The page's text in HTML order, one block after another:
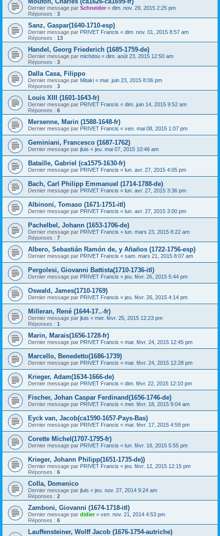
Dernier message par Schneider « dim. nov. 29, 2015 2:25 pm
Réponses : 3
Sanz, Gaspar(1640-1710-esp)
Dernier message par PRIVET Francis « dim. nov. 01, 2015 8:57 am
Réponses : 13
Handel, Georg Friederich (1685-1759-de)
Dernier message par michdou « dim. août 23, 2015 12:50 am
Réponses : 3
Dalla Casa, Filippo
Dernier message par Mitaki « mar. juin 23, 2015 8:06 pm
Réponses : 3
Louis XIII (1601-1643-fr)
Dernier message par PRIVET Francis « dim. juin 14, 2015 9:52 am
Réponses : 6
Mersenne, Marin (1588-1648-fr)
Dernier message par PRIVET Francis « ven. mai 08, 2015 1:07 pm
Geminiani, Francesco (1687-1762)
Dernier message par jluis « jeu. mai 07, 2015 10:46 am
Bataille, Gabriel (ca1575-1630-fr)
Dernier message par PRIVET Francis « lun. avr. 27, 2015 4:05 pm
Bach, Carl Philipp Emmanuel (1714-1788-de)
Dernier message par PRIVET Francis « lun. avr. 27, 2015 3:36 pm
Albinoni, Tomaso (1671-1751-itl)
Dernier message par PRIVET Francis « lun. avr. 27, 2015 3:00 pm
Pachelbel, Johann (1653-1706-de)
Dernier message par PRIVET Francis « lun. mars 23, 2015 8:22 am
Réponses : 7
Albero, Sebastián Ramón de, y Añaños (1722-1756-esp)
Dernier message par PRIVET Francis « sam. mars 21, 2015 8:07 am
Pergolesi, Giovanni Battista(1710-1736-itl)
Dernier message par PRIVET Francis « jeu. févr. 26, 2015 5:44 pm
Oswald, James(1710-1769)
Dernier message par PRIVET Francis « jeu. févr. 26, 2015 4:14 pm
Milleran, René (1644-17..-fr)
Dernier message par jluis « mer. févr. 25, 2015 12:23 pm
Réponses : 1
Marin, Marais(1656-1728-fr)
Dernier message par PRIVET Francis « mar. févr. 24, 2015 12:45 pm
Marcello, Benedetto(1686-1739)
Dernier message par PRIVET Francis « mar. févr. 24, 2015 12:28 pm
Krieger, Adam(1634-1666-de)
Dernier message par PRIVET Francis « dim. févr. 22, 2015 12:10 pm
Fischer, Johan Caspar Ferdinand(1656-1746-de)
Dernier message par PRIVET Francis « mer. févr. 18, 2015 9:04 am
Eyck van, Jacob(ca1590-1657-Pays-Bas)
Dernier message par PRIVET Francis « mar. févr. 17, 2015 4:59 pm
Corette Michel(1707-1795-fr)
Dernier message par PRIVET Francis « lun. févr. 16, 2015 5:55 pm
Krieger, Johann Philipp(1651-1735-de))
Dernier message par PRIVET Francis « jeu. févr. 12, 2015 12:15 pm
Réponses : 6
Colla, Domenico
Dernier message par jluis « jeu. nov. 27, 2014 9:24 am
Réponses : 2
Zamboni, Giovanni (1674-1718-itl)
Dernier message par didier« ven. nov. 21, 2014 4:53 pm
Réponses : 6
Lauffensteiner, Wolff Jacob (1676-1754-autriche)